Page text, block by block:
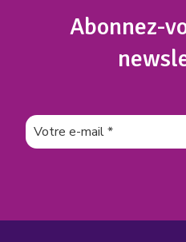
Abonnez-